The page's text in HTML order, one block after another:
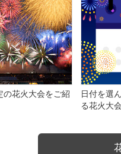
の花火大会をご紹
日付を選
る花火大